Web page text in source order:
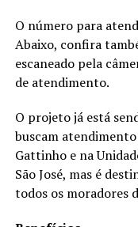
O número para
Abaixo, confira
escaneado pela
de atendimento.
O projeto já está
buscam
Gattinho e na
São José, mas é
todos os moradores